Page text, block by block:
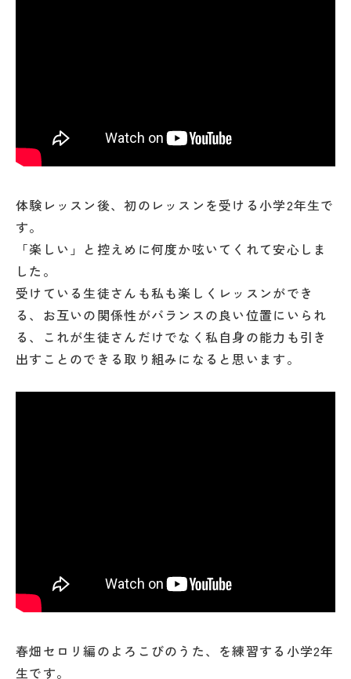
体験レッスン後、初のレッスンを受ける小学2年生で
す。
「楽しい」と控えめに何度か呟いてくれて安心しま
した。
受けている生徒さんも私も楽しくレッスンができ
る、お互いの関係性がバランスの良い位置にいられ
る、これが生徒さんだけでなく私自身の能力も引き
出すことのできる取り組みになると思います。
春畑セロリ編のよろこびのうた、を練習する小学2年
生です。